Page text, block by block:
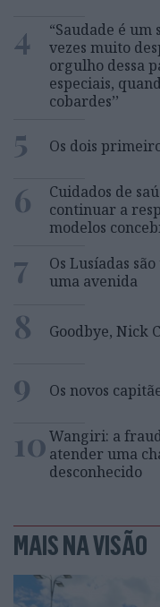
4
“Saudade é
vezes muito
orgulho dessa
especiais,
cobardes’’
5 Os dois
6
Cuidados de
continuar a
modelos
7
Os Lusíadas
uma avenida
8 Goodbye, Nick
9 Os novos
10Wangiri: a
atender uma
desconhecido
MAIS NA VISÃO